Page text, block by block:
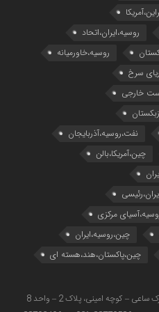
روسیه،ایران،اتحاد
روسیه،خاورمیانه
سرخ
خارجی
نفت،روسیه،آذربایجان
چین،آمریکا،بالن
مرکزی
چین،روسیه،ایران
چین،پاکستان،هند،هسته ای